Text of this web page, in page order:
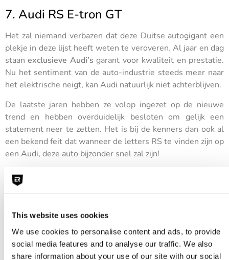
This website uses cookies
We use cookies to personalise content and ads, to provide
social media features and to analyse our traffic. We also
share information about your use of our site with our social
7. Audi RS E-tron GT
Het zal niemand verbazen dat deze Duitse autogigant een
plekje in deze lijst heeft weten te veroveren. Al jaar en dag
staanexclusieve Audi’s garant voor kwaliteit en prestatie.
Nu het sentiment van de auto-industrie steeds meer naar
het elektrische neigt, kan Audi natuurlijk niet achterblijven.
De laatste jaren hebben ze volop ingezet op de nieuwe
trend en hebben overduidelijk besloten om gelijk een
statement neer te zetten. Het is bij de kenners dan ook al
een bekend feit dat wanneer de letters RS te vinden zijn op
een Audi, deze auto bijzonder snel zal zijn!
Een topsnelheid van 250 km/u
topsnelheid van 250 kilometer per uur is de Audi RS E-
moment! Dit is tevens waar de begrenzing ligt van alle
snelle modellen van Audi, BMW en Mercedes.